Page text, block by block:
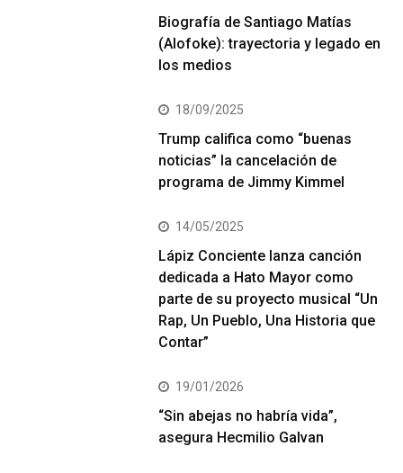
Biografía de Santiago Matías
(Alofoke): trayectoria y legado en
los medios
18/09/2025
Trump califica como “buenas
noticias” la cancelación de
programa de Jimmy Kimmel
14/05/2025
Lápiz Conciente lanza canción
dedicada a Hato Mayor como
parte de su proyecto musical “Un
Rap, Un Pueblo, Una Historia que
Contar”
19/01/2026
“Sin abejas no habría vida”,
asegura Hecmilio Galvan